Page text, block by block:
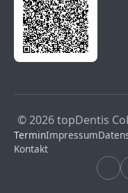
© 2026 topDentis
TerminImpressum
Kontakt